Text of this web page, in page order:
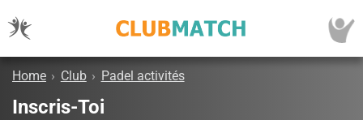
Home › Club › Padel activités
Inscris-Toi